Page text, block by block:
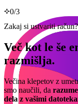
0/3
Zakaj si ustvariti račun?
Več kot le še
razmišlja.
Večina klepetov z
smo naučili, da
dela z vašimi